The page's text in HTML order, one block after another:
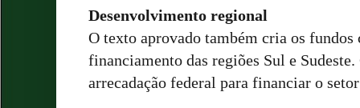
Desenvolvimento regional
O texto aprovado também cria os
financiamento das regiões Sul e
arrecadação federal para financiar o